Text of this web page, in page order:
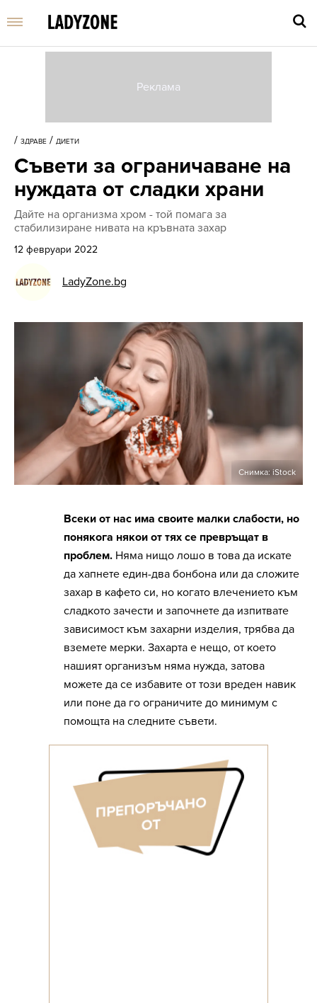
и
/ ЗДРАВЕ / ДИЕТИ
Съвети за ограничаване на
нуждата от сладки храни
Дайте на организма хром - той помага за
стабилизиране нивата на кръвната захар
12 февруари 2022
LadyZone.bg
Снимка: iStock
Всеки от нас има своите малки слабости, но
понякога някои от тях се превръщат в
проблем. Няма нищо лошо в това да искате
да хапнете един-два бонбона или да сложите
захар в кафето си, но когато влечението към
сладкото зачести и започнете да изпитвате
зависимост към захарни изделия, трябва да
вземете мерки. Захарта е нещо, от което
нашият организъм няма нужда, затова
можете да се избавите от този вреден навик
или поне да го ограничите до минимум с
помощта на следните съвети.